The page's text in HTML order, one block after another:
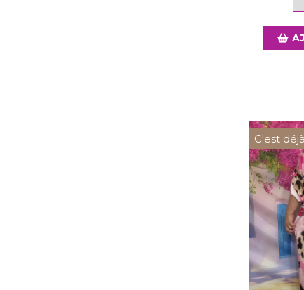
C'est